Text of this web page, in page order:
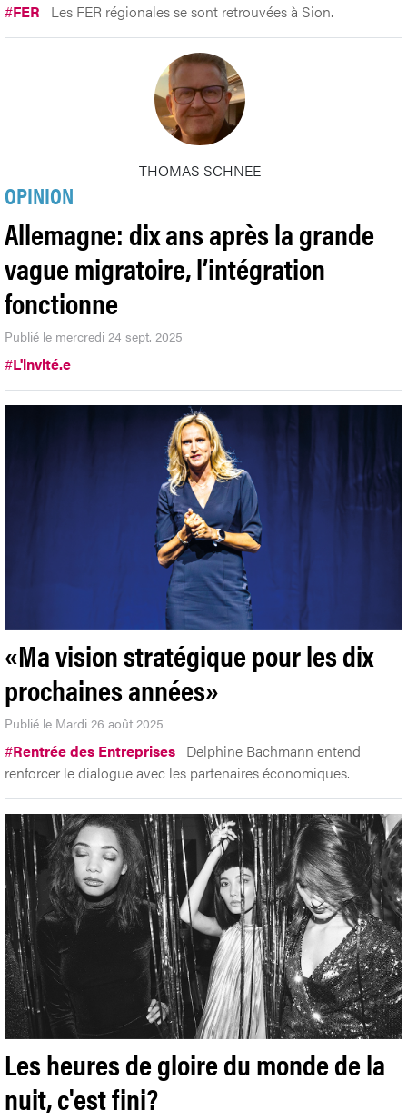
#FER Les FER régionales se sont retrouvées à Sion.
THOMAS SCHNEE
OPINION
Allemagne: dix ans après la grande
vague migratoire, l’intégration
fonctionne
Publié le mercredi 24 sept. 2025
#L'invité.e
«Ma vision stratégique pour les dix
prochaines années»
Publié le Mardi 26 août 2025
#Rentrée des Entreprises Delphine Bachmann entend
renforcer le dialogue avec les partenaires économiques.
Les heures de gloire du monde de la
nuit, c'est fini?